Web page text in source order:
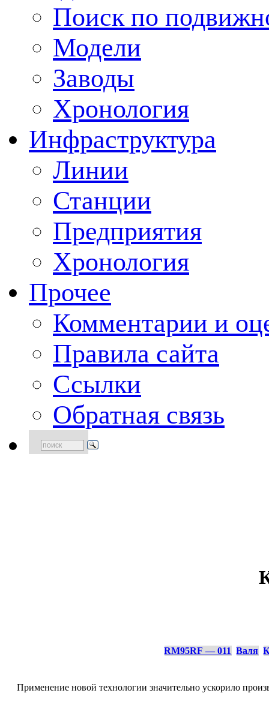
Поиск по
Модели
Заводы
Хронология
Инфраструктура
Линии
Станции
Предприятия
Хронология
Прочее
Комментарии и
Правила сайта
Ссылки
Обратная связь
RM95RF — 011 Валя
Применение новой технологии значительно ускорило